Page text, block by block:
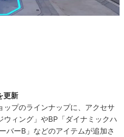
更新
ップのラインナップに、アクセサ
ウィング」やBP「ダイナミックハ
バーB」などのアイテムが追加さ